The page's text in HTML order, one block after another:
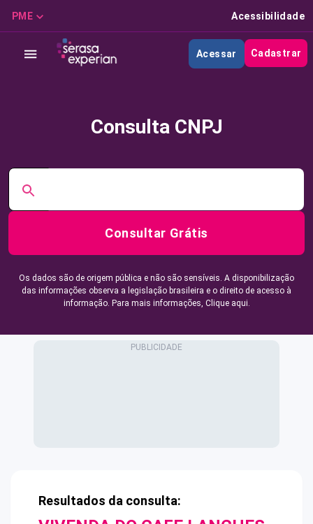
PME Acessibilidade
Acessar Cadastrar
Consulta CNPJ
Consultar Grátis
Os dados são de origem pública e não são sensíveis. A disponibilização
das informações observa a legislação brasileira e o direito de acesso à
informação. Para mais informações, Clique aqui.
Resultados da consulta: